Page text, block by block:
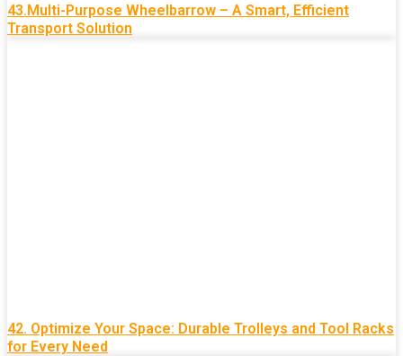
43.Multi-Purpose Wheelbarrow – A Smart, Efficient
Transport Solution
42. Optimize Your Space: Durable Trolleys and Tool Racks
for Every Need